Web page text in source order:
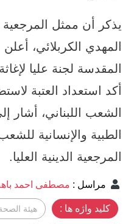
يذكر أن ممثل المرجعية
المهدي الكربلائي،
المقدسة لجنة عليا
أكد استعداد العتبة
الشعب اللبناني، أشار
الطبية والإنسانية للشعب
المرجعية الدينية العليا.
مراسل : مصطفى احمد
کلید واژه ها : هيئة